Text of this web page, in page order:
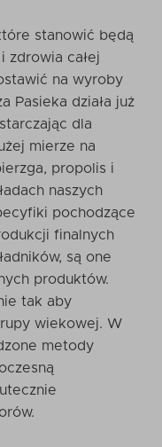
stanowić będą
zdrowia całej
na wyroby
Pasieka działa już
dla
mierze na
propolis i
naszych
pochodzące
finalnych
są one
produktów.
tak aby
wiekowej. W
metody